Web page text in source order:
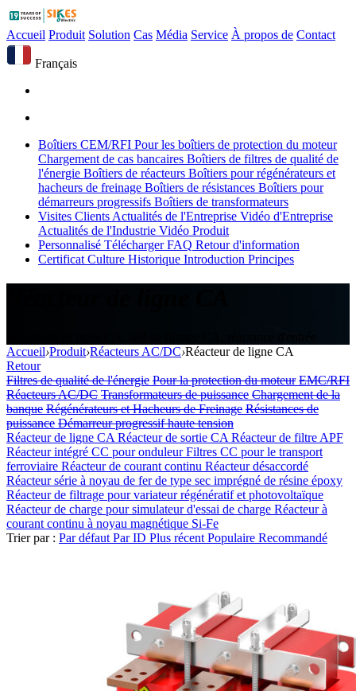
Accueil Produit Solution Cas Média Service À propos de Contact
Français
Boîtiers CEM/RFI Pour les boîtiers de protection du moteur
Chargement de cas bancaires Boîtiers de filtres de qualité de
l'énergie Boîtiers de réacteurs Boîtiers pour régénérateurs et
hacheurs de freinage Boîtiers de résistances Boîtiers pour
démarreurs progressifs Boîtiers de transformateurs
Visites Clients Actualités de l'Entreprise Vidéo d'Entreprise
Actualités de l'Industrie Vidéo Produit
Personnalisé Télécharger FAQ Retour d'information
Certificat Culture Historique Introduction Principes
Accueil›Produit›Réacteurs AC/DC›Réacteur de ligne CA
Retour
Filtres de qualité de l'énergie Pour la protection du moteur EMC/RFI
Réacteurs AC/DC Transformateurs de puissance Chargement de la
banque Régénérateurs et Hacheurs de Freinage Résistances de
puissance Démarreur progressif haute tension
Réacteur de ligne CA Réacteur de sortie CA Réacteur de filtre APF
Réacteur intégré CC pour onduleurFiltres CC pour le transport
ferroviaire Réacteur de courant continu Réacteur désaccordé
Réacteur série à noyau de fer de type sec imprégné de résine époxy
Réacteur de filtrage pour variateur régénératif et photovoltaïque
Réacteur de charge pour simulateur d'essai de charge Réacteur à
courant continu à noyau magnétique Si-Fe
Trier par : Par défaut Par ID Plus récent Populaire Recommandé